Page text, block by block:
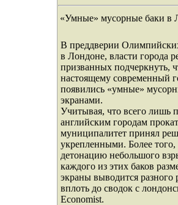
«Умные» мусорные баки в
В преддверии
в Лондоне, власти города
призванных подчеркнуть,
настоящему современный
появились «умные»
экранами.
Учитывая, что всего лишь
английским городам
муниципалитет принял
укрепленными. Более
детонацию небольшого
каждого из этих баков
экраны выводится разного
вплоть до сводок с
Economist.